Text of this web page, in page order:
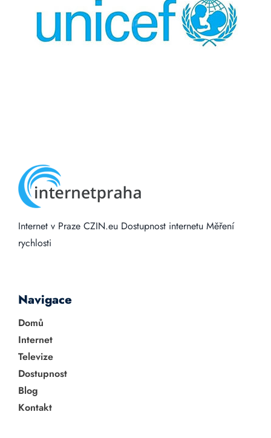
Internet v Praze CZIN.eu Dostupnost internetu Měření
rychlosti
Navigace
Domů
Internet
Televize
Dostupnost
Blog
Kontakt